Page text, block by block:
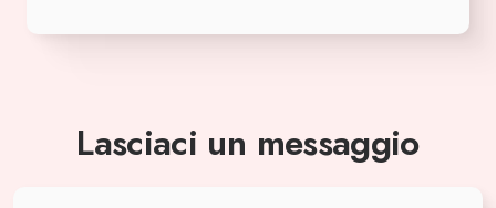
Lasciaci un messaggio